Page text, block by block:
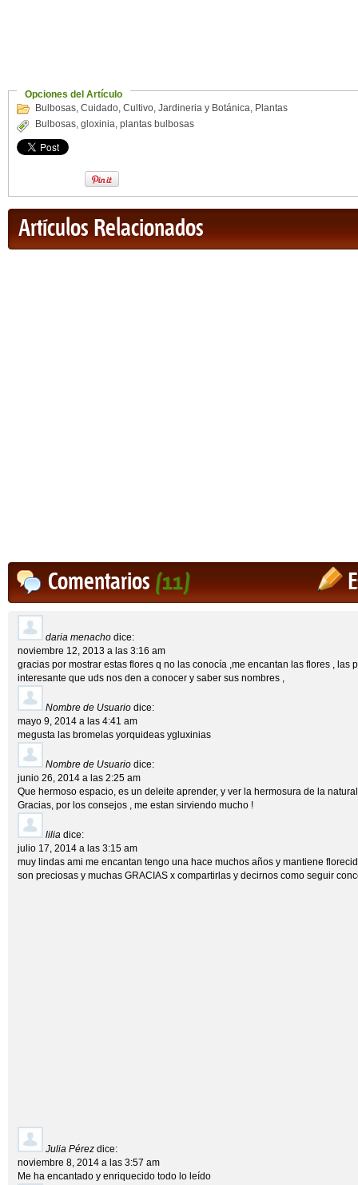
Opciones del Artículo
Bulbosas, Cuidado, Cultivo, Jardineria y Botánica, Plantas
Bulbosas, gloxinia, plantas bulbosas
Artículos Relacionados
Comentarios(11)
daria menacho dice:
noviembre 12, 2013 a las 3:16 am
gracias por mostrar estas flores q no las conocía ,me encantan las flores , las
interesante que uds nos den a conocer y saber sus nombres ,
Nombre de Usuario dice:
mayo 9, 2014 a las 4:41 am
megusta las bromelas yorquideas ygluxinias
Nombre de Usuario dice:
junio 26, 2014 a las 2:25 am
Que hermoso espacio, es un deleite aprender, y ver la hermosura de la
Gracias, por los consejos , me estan sirviendo mucho !
lilia dice:
julio 17, 2014 a las 3:15 am
muy lindas ami me encantan tengo una hace muchos años y mantiene
son preciosas y muchas GRACIAS x compartirlas y decirnos como seguir
Julia Pérez dice:
noviembre 8, 2014 a las 3:57 am
Me ha encantado y enriquecido todo lo leído